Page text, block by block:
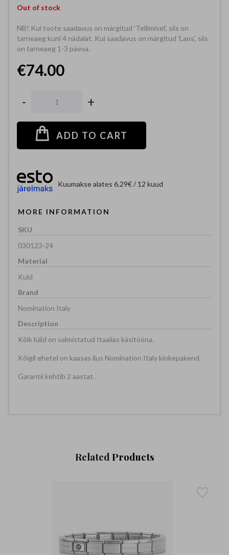
Out of stock
NB! Kui toote saadavus on märgitud 'Tellimisel', siis on
tarneaeg kuni 4 nädalat. Kui saadavus on märgitud 'Laos', siis
on tarneaeg 1-3 päeva.
€74.00
- +
ADD TO CART
Kuumakse alates 6.29€ / 12 kuud
MORE INFORMATION
030123-24
Kuld
Nomination Italy
Kõik lülid on valmistatud Itaalias käsitööna.
Kõigil ehetel on kaasas ilus Nomination Italy kinkepakend.
Garantii kehtib 2 aastat.
Related Products